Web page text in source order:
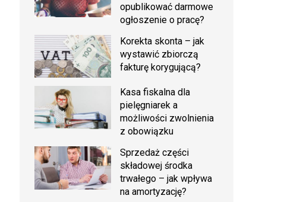
opublikować darmowe
ogłoszenie o pracę?
Korekta skonta – jak
wystawić zbiorczą
fakturę korygującą?
Kasa fiskalna dla
pielęgniarek a
możliwości zwolnienia
z obowiązku
Sprzedaż części
składowej środka
trwałego – jak wpływa
na amortyzację?